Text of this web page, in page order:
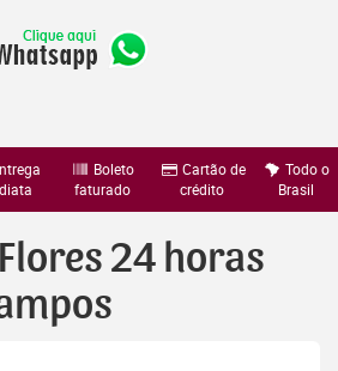
Boleto
faturado
Cartão de
crédito
Todo o
Brasil
24 horas